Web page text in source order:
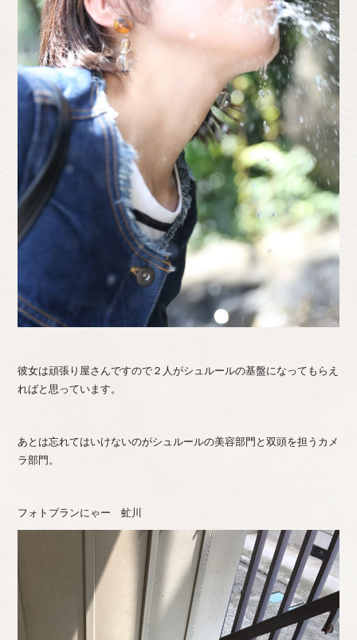
彼女は頑張り屋さんですので２人がシュルールの基盤になってもらえ
ればと思っています。
あとは忘れてはいけないのがシュルールの美容部門と双頭を担うカメ
ラ部門。
フォトプランにゃー 虻川